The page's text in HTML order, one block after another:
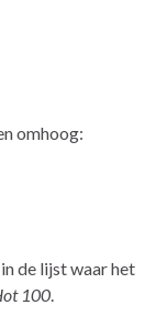
omhoog:
de lijst waar het
100.